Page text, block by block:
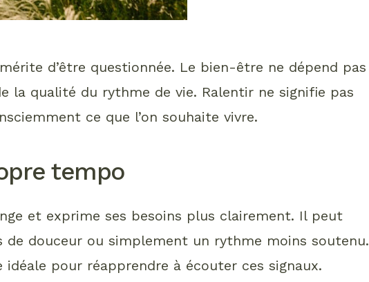
d’être questionnée. Le bien-être ne dépend pas
la qualité du rythme de vie. Ralentir ne signifie pas
ce que l’on souhaite vivre.
tempo
et exprime ses besoins plus clairement. Il peut
de douceur ou simplement un rythme moins soutenu.
pour réapprendre à écouter ces signaux.